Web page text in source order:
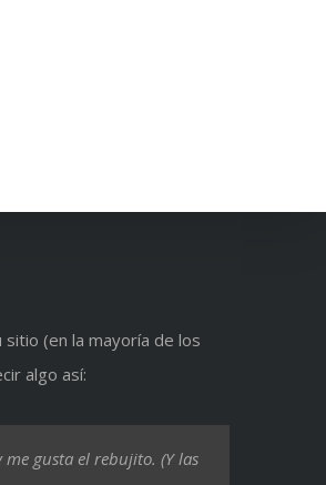
(en la mayoría de los
algo así:
gusta el rebujito. (Y las